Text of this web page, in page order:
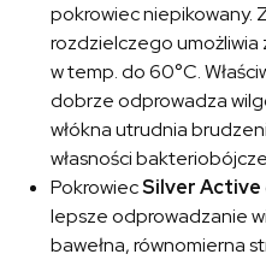
pokrowiec niepikowany.
rozdzielczego umożliwia
w temp. do 60°C.
dobrze odprowadza
włókna utrudnia
własności
PokrowiecSilver Active
lepsze odprowadzanie
bawełna, równomierna